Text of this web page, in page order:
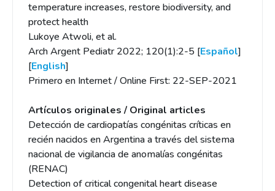
temperature increases, restore biodiversity, and
protect health
Lukoye Atwoli, et al.
Arch Argent Pediatr 2022; 120(1):2-5 [Español]
[English]
Primero en Internet / Online First: 22-SEP-2021
Artículos originales / Original articles
Detección de cardiopatías congénitas críticas en
recién nacidos en Argentina a través del sistema
nacional de vigilancia de anomalías congénitas
(RENAC)
Detection of critical congenital heart disease